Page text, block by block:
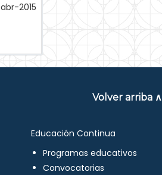
abr-2015
Volver arriba ∧
Educación Continua
Programas educativos
Convocatorias